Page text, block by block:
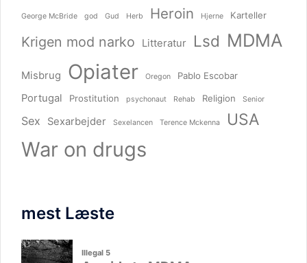
George McBride god Gud Herb Heroin Hjerne Karteller
Krigen mod narko Litteratur Lsd MDMA
Misbrug Opiater Oregon Pablo Escobar
Portugal Prostitution psychonaut Rehab Religion Senior
Sex Sexarbejder Sexelancen Terence Mckenna USA
War on drugs
mest Læste